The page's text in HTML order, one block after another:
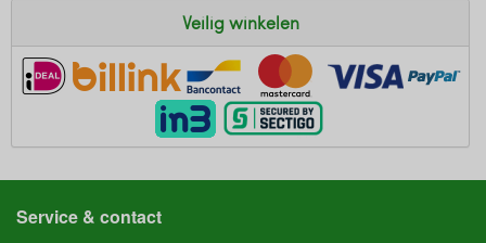
Veilig winkelen
Service & contact